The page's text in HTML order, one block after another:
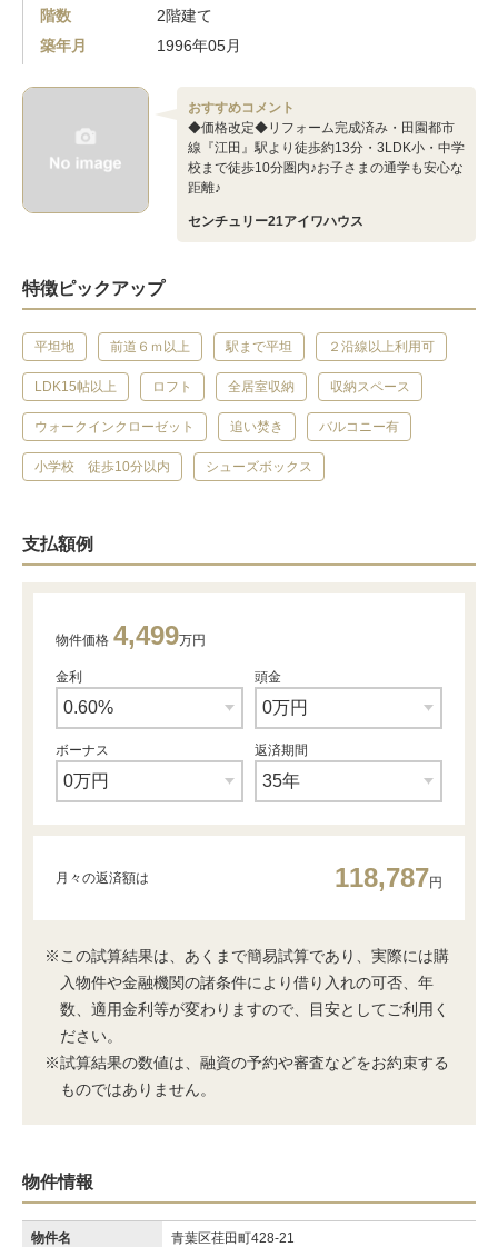
階数
2階建て
築年月
1996年05月
おすすめコメント
◆価格改定◆リフォーム完成済み・田園都市
線『江田』駅より徒歩約13分・3LDK小・中学
校まで徒歩10分圏内♪お子さまの通学も安心な
距離♪
センチュリー21アイワハウス
特徴ピックアップ
平坦地 前道６ｍ以上 駅まで平坦 ２沿線以上利用可
LDK15帖以上 ロフト 全居室収納 収納スペース
ウォークインクローゼット 追い焚き バルコニー有
小学校 徒歩10分以内 シューズボックス
支払額例
物件価格 4,499万円
金利 頭金
ボーナス 返済期間
月々の返済額は 118,787円
※この試算結果は、あくまで簡易試算であり、実際には購
入物件や金融機関の諸条件により借り入れの可否、年
数、適用金利等が変わりますので、目安としてご利用く
ださい。
※試算結果の数値は、融資の予約や審査などをお約束する
ものではありません。
物件情報
物件名 青葉区荏田町428-21